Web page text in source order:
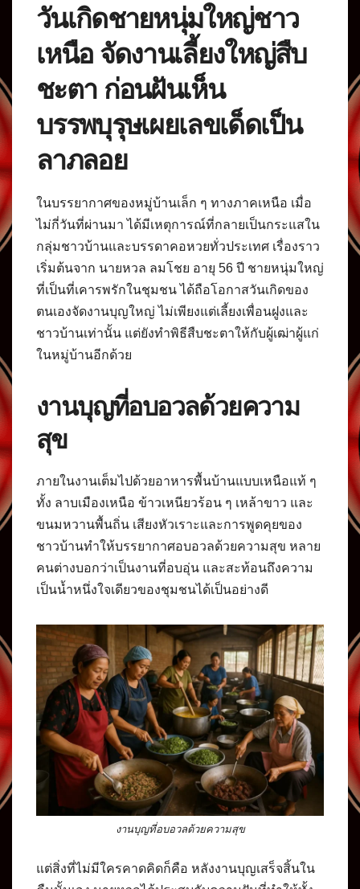
วันเกิดชายหนุ่มใหญ่ชาว
เหนือ จัดงานเลี้ยงใหญ่สืบ
ชะตา ก่อนฝันเห็น
บรรพบุรุษเผยเลขเด็ดเป็น
ลาภลอย
ในบรรยากาศของหมู่บ้านเล็ก ๆ ทางภาคเหนือ เมื่อ
ไม่กี่วันที่ผ่านมา ได้มีเหตุการณ์ที่กลายเป็นกระแสใน
กลุ่มชาวบ้านและบรรดาคอหวยทั่วประเทศ เรื่องราว
เริ่มต้นจาก นายหวล ลมโชย อายุ 56 ปี ชายหนุ่มใหญ่
ที่เป็นที่เคารพรักในชุมชน ได้ถือโอกาสวันเกิดของ
ตนเองจัดงานบุญใหญ่ ไม่เพียงแต่เลี้ยงเพื่อนฝูงและ
ชาวบ้านเท่านั้น แต่ยังทำพิธีสืบชะตาให้กับผู้เฒ่าผู้แก่
ในหมู่บ้านอีกด้วย
งานบุญที่อบอวลด้วยความ
สุข
ภายในงานเต็มไปด้วยอาหารพื้นบ้านแบบเหนือแท้ ๆ
ทั้ง ลาบเมืองเหนือ ข้าวเหนียวร้อน ๆ เหล้าขาว และ
ขนมหวานพื้นถิ่น เสียงหัวเราะและการพูดคุยของ
ชาวบ้านทำให้บรรยากาศอบอวลด้วยความสุข หลาย
คนต่างบอกว่าเป็นงานที่อบอุ่น และสะท้อนถึงความ
เป็นน้ำหนึ่งใจเดียวของชุมชนได้เป็นอย่างดี
งานบุญที่อบอวลด้วยความสุข
แต่สิ่งที่ไม่มีใครคาดคิดก็คือ หลังงานบุญเสร็จสิ้นใน